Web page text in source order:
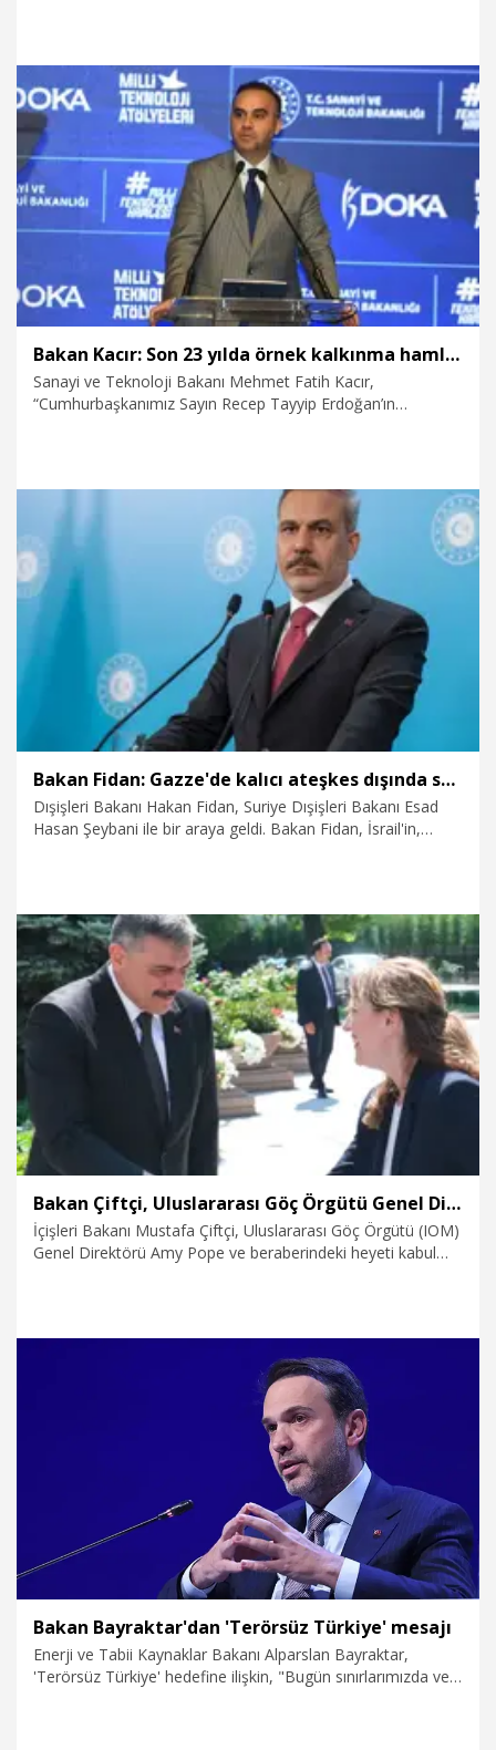
büyüdüğü, ailelerin geleceğe umutla baktığı 'Türkiye Yüzyılı'nı
inşa etmektir. Sorumluluğumuz, huzurun sosyal
dayanışmayla daha da güçlenmesini sağlamaktır" dedi.
6.08.2026 Politika
Bakan Kacır: Son 23 yılda örnek kalkınma hamlesine imza attık
Sanayi ve Teknoloji Bakanı Mehmet Fatih Kacır,
“Cumhurbaşkanımız Sayın Recep Tayyip Erdoğan’ın
projeleri hayata geçirdik” diyerek, 23 yılda imalat sanayi
katma değerinin 250 milyar doların üzerine, ihracatın da 278
milyar dolara çıkarıldığını söyledi.
6.08.2026
Bakan Fidan: Gazze'de kalıcı ateşkes dışında seçenek yoktur
Dışişleri Bakanı Hakan Fidan, Suriye Dışişleri Bakanı Esad
Hasan Şeybani ile bir araya geldi. Bakan Fidan, İsrail'in,
inşa etmeye devam edecekler. Nitekim işgalci İsrail'in
karşısında, ana yurtlarına sahip çıkan cesur Filistinliler ve
gerçekleri giderek daha iyi anlayan uluslararası toplum
bulunmakta. Gelinen noktada Gazze'de ateşkesin kalıcı hale
getirilmesi, barış planının 2’nci aşamasına geçilmesi ve
yeniden imar sürecinin başlatılması dışında bir seçenek
yoktur" dedi.
6.08.2026 Politika
Bakan Çiftçi, Uluslararası Göç Örgütü Genel Direktörü Pope'i kabul etti
İçişleri Bakanı Mustafa Çiftçi, Uluslararası Göç Örgütü (IOM)
Genel Direktörü Amy Pope ve beraberindeki heyeti kabul
Bakan Bayraktar'dan 'Terörsüz Türkiye' mesajı
Enerji ve Tabii Kaynaklar Bakanı Alparslan Bayraktar,
'Terörsüz Türkiye' hedefine ilişkin, "Bugün sınırlarımızda ve